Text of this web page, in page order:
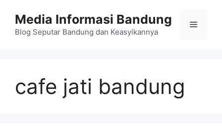
Media Informasi Bandung
Blog Seputar Bandung dan Keasyikannya
Menu
cafe jati bandung